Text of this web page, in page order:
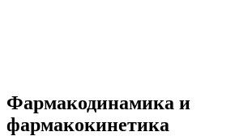
Фармакодинамика и
фармакокинетика